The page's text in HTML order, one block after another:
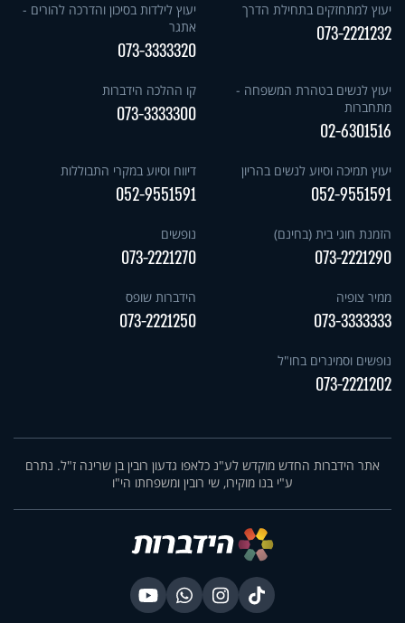
יעוץ למתחזקים בתחילת הדרך
073-2221232
יעוץ לילדות בסיכון והדרכה להורים -
אתגר
073-3333320
יעוץ לנשים בטהרת המשפחה -
מתחברות
02-6301516
קו ההלכה הידברות
073-3333300
יעוץ תמיכה וסיוע לנשים בהריון
052-9551591
דיווח וסיוע במקרי התבוללות
052-9551591
הזמנת חוגי בית (בחינם)
073-2221290
נופשים
073-2221270
ממיר צופיה
073-3333333
הידברות שופס
073-2221250
נופשים וסמינרים בחו"ל
073-2221202
אתר הידברות החדש מוקדש לע"נ כלאפו גדעון רובין בן שרינה ז"ל. נתרם
ע"י בנו מוקירו, שי רובין ומשפחתו הי"ו